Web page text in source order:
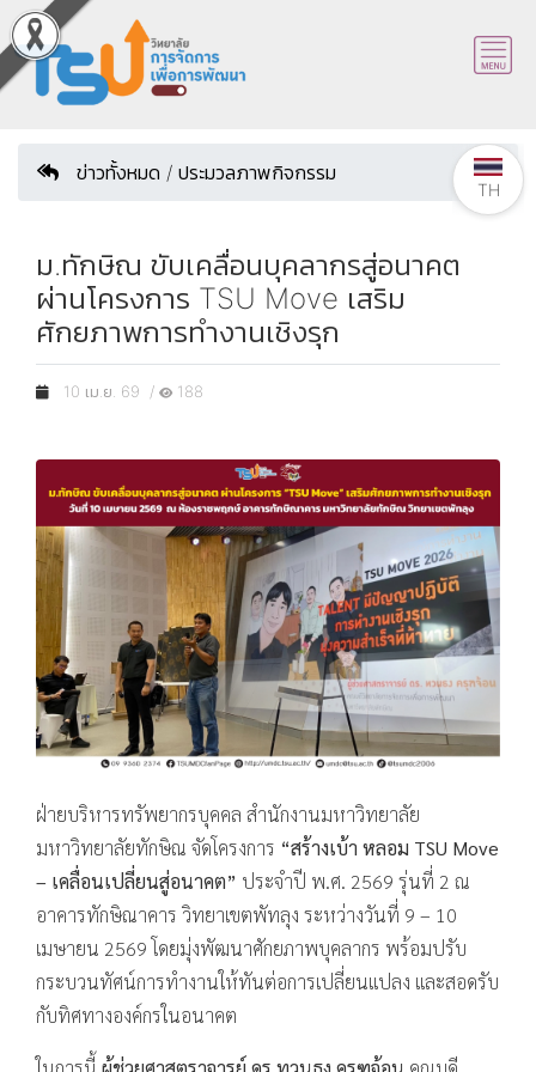
ข่าวทั้งหมด / ประมวลภาพกิจกรรม
ม.ทักษิณ ขับเคลื่อนบุคลากรสู่อนาคต
ผ่านโครงการ TSU Move เสริม
ศักยภาพการทำงานเชิงรุก
10 เม.ย. 69 / 188
ฝ่ายบริหารทรัพยากรบุคคล สำนักงานมหาวิทยาลัย
มหาวิทยาลัยทักษิณ จัดโครงการ “สร้างเบ้า หลอม TSU Move
– เคลื่อนเปลี่ยนสู่อนาคต” ประจำปี พ.ศ. 2569 รุ่นที่ 2 ณ
อาคารทักษิณาคาร วิทยาเขตพัทลุง ระหว่างวันที่ 9 – 10
เมษายน 2569 โดยมุ่งพัฒนาศักยภาพบุคลากร พร้อมปรับ
กระบวนทัศน์การทำงานให้ทันต่อการเปลี่ยนแปลง และสอดรับ
กับทิศทางองค์กรในอนาคต
TH